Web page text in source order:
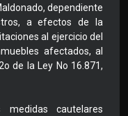
dependiente
a efectos de la
al ejercicio del
afectados, al
de la Ley No 16.871,
cautelares